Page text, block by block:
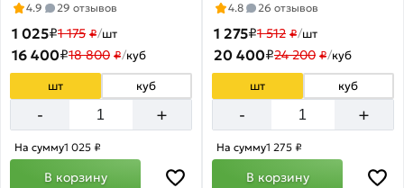
Брус
сухой
строганный
Товаров
по
акции:
25
Блок-
4.9 29 отзывов
1 025₽1 175 ₽/шт
16 400₽18 800 ₽/куб
шт куб
- +
На сумму1 025 ₽
В корзину
ГОСТ
4.8 26 отзывов
1 275₽1 512 ₽/шт
20 400₽24 200 ₽/куб
шт куб
- +
На сумму1 275 ₽
В корзину